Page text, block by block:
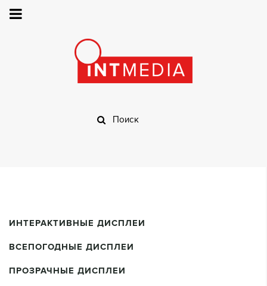
ИНТЕРАКТИВНЫЕ ДИСПЛЕИ
ВСЕПОГОДНЫЕ ДИСПЛЕИ
ПРОЗРАЧНЫЕ ДИСПЛЕИ